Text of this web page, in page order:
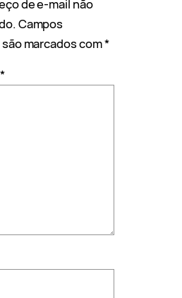
de e-mail não
Campos
marcados com*
*